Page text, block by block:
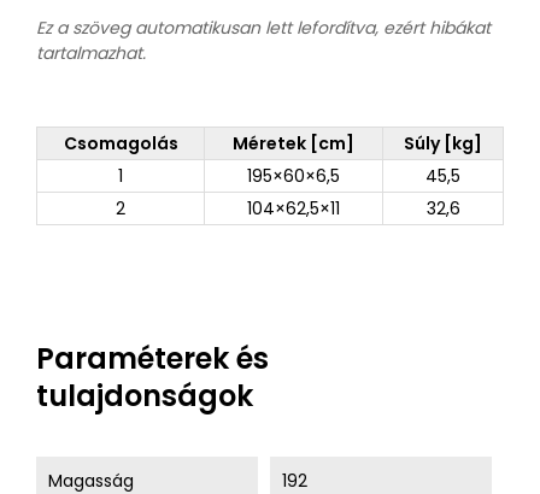
Ez a szöveg automatikusan lett lefordítva, ezért hibákat
tartalmazhat.
Csomagolás Méretek [cm]
Súly [kg]
1
195×60×6,5
45,5
2
104×62,5×11 32,6
Paraméterek és
tulajdonságok
Magasság 192